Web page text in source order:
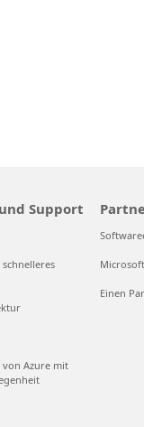
Support
Azure mit
Einen